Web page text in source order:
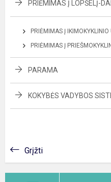
PRIĖMIMAS Į LOPŠELĮ-
PRIĖMIMAS Į
PRIĖMIMAS Į
PARAMA
KOKYBĖS VADYBOS
Grįžti